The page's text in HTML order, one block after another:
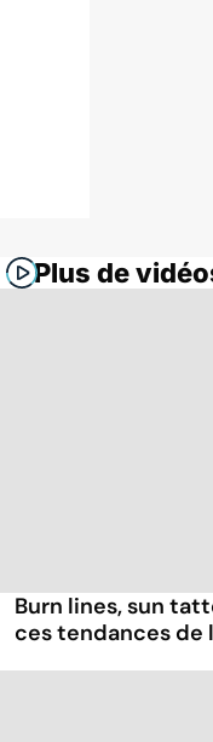
Plus de
Burn lines, sun
ces tendances